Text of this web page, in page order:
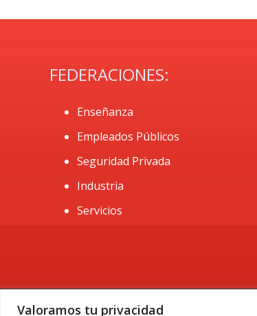
Valoramos tu privacidad
FEDERACIONES:
Enseñanza
Empleados Públicos
Seguridad Privada
Industria
Servicios